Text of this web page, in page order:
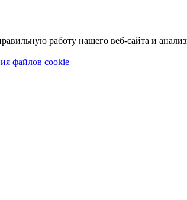
работу нашего веб-сайта и
файлов cookie